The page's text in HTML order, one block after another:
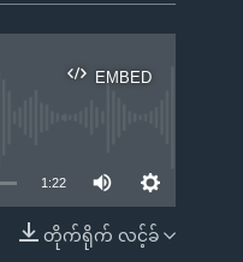
EMBED
EMBED
1:22
တိုက်ရိုက် လင့်ခ်